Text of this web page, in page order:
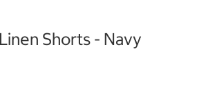
Shorts - Navy